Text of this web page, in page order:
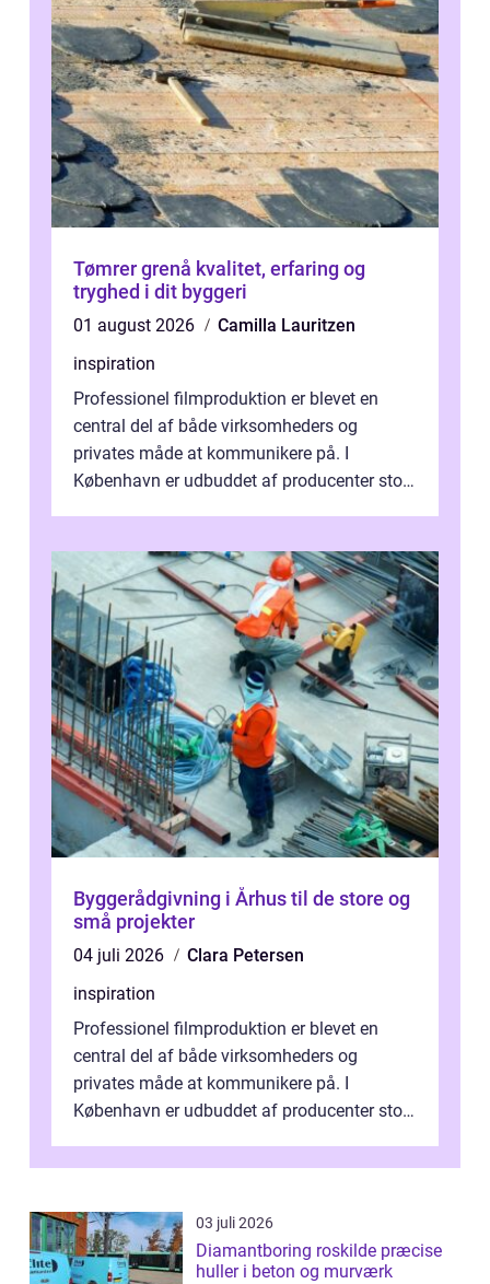
Tømrer grenå kvalitet, erfaring og
tryghed i dit byggeri
01 august 2026
Camilla Lauritzen
inspiration
Professionel filmproduktion er blevet en
central del af både virksomheders og
privates måde at kommunikere på. I
København er udbuddet af producenter stort,
Byggerådgivning i Århus til de store og
små projekter
04 juli 2026
Clara Petersen
inspiration
Professionel filmproduktion er blevet en
central del af både virksomheders og
privates måde at kommunikere på. I
København er udbuddet af producenter stort,
inti...
03 juli 2026
Diamantboring roskilde præcise
huller i beton og murværk